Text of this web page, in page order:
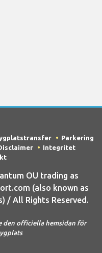
Parkering
Integritet
OU trading as
(also known as
/ All Rights Reserved.
den officiella hemsidan för